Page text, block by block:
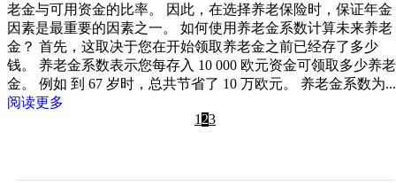
老金与可用资金的比率。 因此，在选择养老保险时，保证年金
因素是最重要的因素之一。 如何使用养老金系数计算未来养老
金？ 首先，这取决于您在开始领取养老金之前已经存了多少
钱。 养老金系数表示您每存入 10 000 欧元资金可领取多少养老
金。 例如 到 67 岁时，总共节省了 10 万欧元。 养老金系数为...
阅读更多
1 23